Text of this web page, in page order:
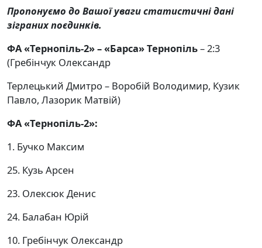
Пропонуємо до Вашої уваги статистичні дані
зіграних поєдинків.
ФА «Тернопіль-2» – «Барса» Тернопіль– 2:3
(Гребінчук Олександр
Терлецький Дмитро – Воробій Володимир, Кузик
Павло, Лазорик Матвій)
ФА «Тернопіль-2»:
1. Бучко Максим
25. Кузь Арсен
23. Олексюк Денис
24. Балабан Юрій
10. Гребінчук Олександр